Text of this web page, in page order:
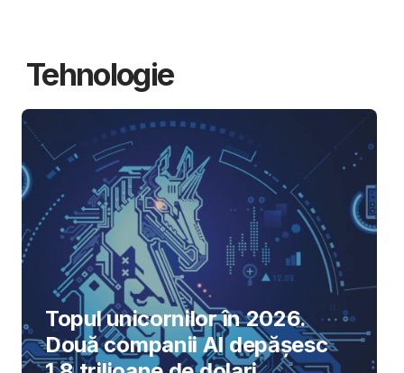
Tehnologie
Topul unicornilor în 2026.
Două companii AI depășesc